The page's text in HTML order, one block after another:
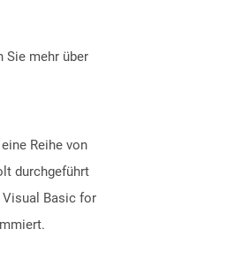
Sie mehr über
Reihe von
durchgeführt
Basic for